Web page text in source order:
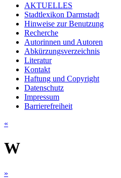
AKTUELLES
Stadtlexikon Darmstadt
Hinweise zur Benutzung
Recherche
Autorinnen und Autoren
Abkürzungsverzeichnis
Literatur
Kontakt
Haftung und Copyright
Datenschutz
Impressum
Barrierefreiheit
«
W
»